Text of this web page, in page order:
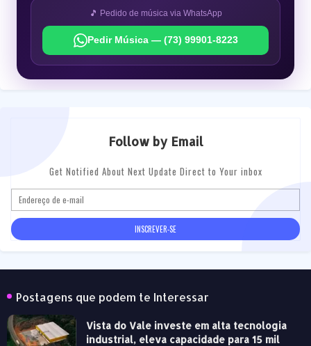
🎵 Pedido de música via WhatsApp
Pedir Música — (73) 99901-8223
Follow by Email
Get Notified About Next Update Direct to Your inbox
Postagens que podem te Interessar
Vista do Vale investe em alta tecnologia
industrial, eleva capacidade para 15 mil